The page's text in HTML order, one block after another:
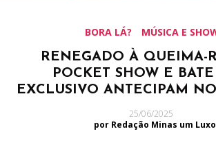
BORA LÁ? MÚSICA E
RENEGADO À QUEIMA-
POCKET SHOW E
EXCLUSIVO ANTECIPAM
25/06/2025
por Redação Minas um Luxo